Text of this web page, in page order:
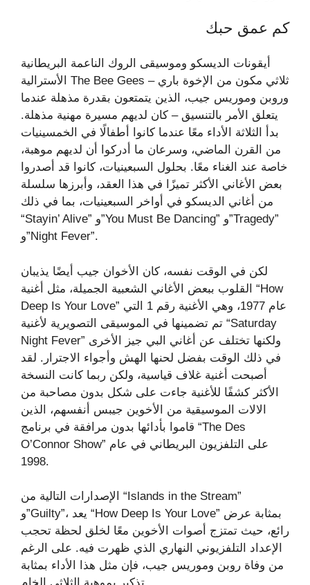
كم عمق حبك
أيقونات الديسكو وموسيقى الروك الناعمة البريطانية
الأسترالية The Bee Gees – ثلاثي مكون من الإخوة باري
وروبن وموريس جيب، الذين يتمتعون بقدرة مذهلة عندما
يتعلق الأمر بالتنسيق – كان لديهم مسيرة مهنية مذهلة.
بدأ الثلاثة الأداء معًا عندما كانوا أطفالًا في الخمسينيات
من القرن الماضي، وسرعان ما أدركوا أن لديهم موهبة،
خاصة عند الغناء معًا. بحلول السبعينيات، كانوا قد أصدروا
بعض الأغاني الأكثر تميزًا في هذا العقد، وأبرزها سلسلة
من أغاني الديسكو في أواخر السبعينيات، بما في ذلك
“Stayin’ Alive” و”You Must Be Dancing” و”Tragedy”
و”Night Fever”.
لكن في الوقت نفسه، كان الأخوان جيب أيضًا يذيبان
القلوب ببعض الأغاني الشعبية الجميلة، مثل أغنية “How
Deep Is Your Love” عام 1977، وهي الأغنية رقم 1 التي
تم تضمينها في الموسيقى التصويرية لأغنية “Saturday
Night Fever” ولكنها تختلف عن أغاني البي جيز الأخرى
في ذلك الوقت بفضل لحنها الهش وأجواء الاجترار. لقد
أصبحت أغنية غلاف قياسية، ولكن ربما كانت النسخة
الأكثر كشفًا للأغنية جاءت على شكل بدون مصاحبة من
الالات الموسيقية من الأخوين جيبس ​​أنفسهم، الذين
قاموا بأدائها بدون مرافقة في برنامج “The Des
O’Connor Show” على التلفزيون البريطاني في عام
1998.
الإصدارات التالية من “Islands in the Stream”
و”Guilty”، يعد “How Deep Is Your Love” بمثابة عرض
رائع، حيث تمتزج أصوات الأخوين معًا لخلق لحظة تحجب
الإعداد التلفزيوني النهاري الذي ظهرت فيه. على الرغم
من وفاة روبن وموريس جيب، فإن مثل هذا الأداء بمثابة